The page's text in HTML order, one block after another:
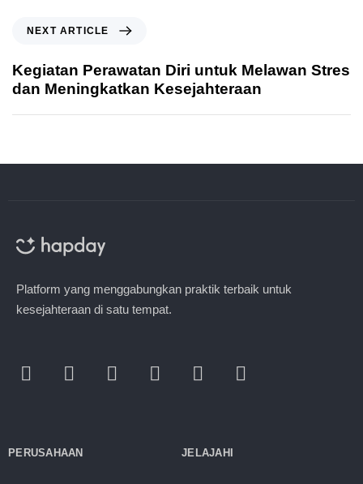
NEXT ARTICLE
Kegiatan Perawatan Diri untuk Melawan Stres
dan Meningkatkan Kesejahteraan
Platform yang menggabungkan praktik terbaik untuk
kesejahteraan di satu tempat.
PERUSAHAAN JELAJAHI